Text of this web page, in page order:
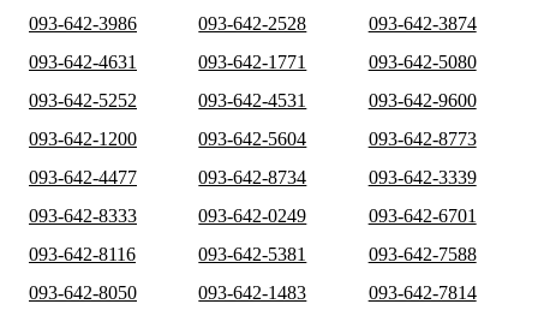
093-642-3986
093-642-2528
093-642-3874
093-642-4631
093-642-1771
093-642-5080
093-642-5252
093-642-4531
093-642-9600
093-642-1200
093-642-5604
093-642-8773
093-642-4477
093-642-8734
093-642-3339
093-642-8333
093-642-0249
093-642-6701
093-642-8116
093-642-5381
093-642-7588
093-642-8050
093-642-1483
093-642-7814